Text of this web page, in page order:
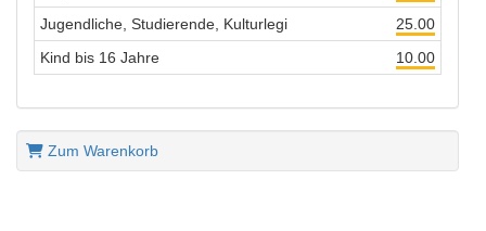
Jugendliche, Studierende, Kulturlegi
25.00
Kind bis 16 Jahre
10.00
Zum Warenkorb